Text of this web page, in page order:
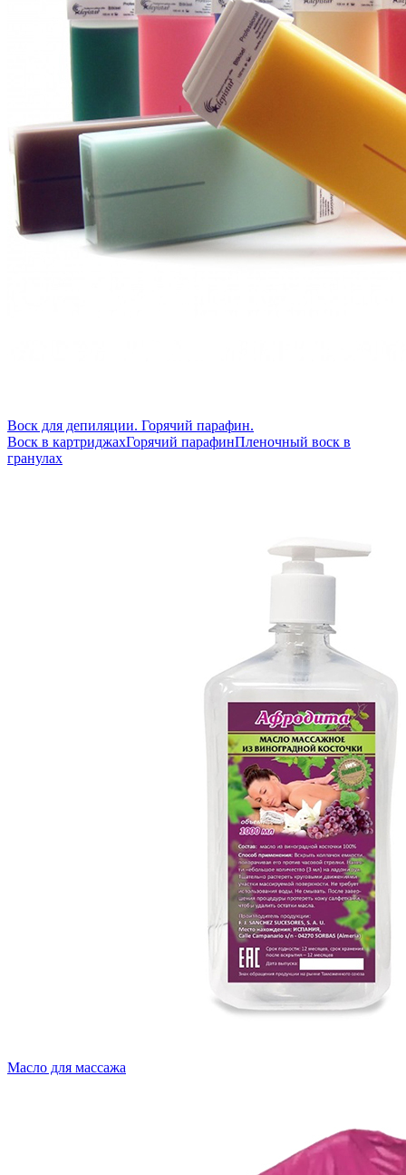
Воск для депиляции. Горячий парафин.
Воск в картриджахГорячий парафинПленочный воск в
гранулах
Масло для массажа